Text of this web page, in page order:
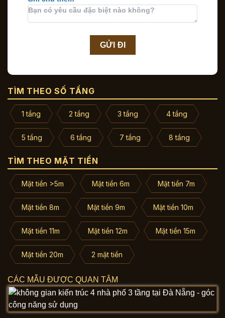
TÌM THEO SỐ TẦNG
1 tầng 2 tầng 3 tầng 4 tầng
5 tầng 6 tầng 7 tầng 8 tầng
TÌM THEO MẶT TIỀN
Mặt tiền >5m Mặt tiền 6m Mặt tiền 7m
Mặt tiền 8m Mặt tiền 9m Mặt tiền 10m
Mặt tiền 11m Mặt tiền 12m Mặt tiền 15m
Mặt tiền 20m 2 mặt tiền
CÁC MẪU ĐƯỢC QUAN TÂM